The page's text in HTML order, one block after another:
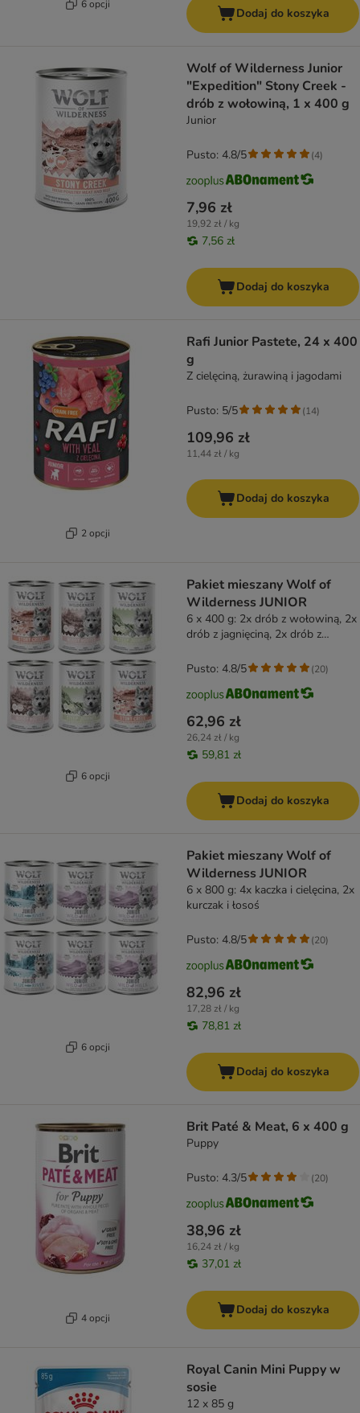
6 opcji
Dodaj do koszyka
Wolf of Wilderness Junior
"Expedition" Stony Creek -
drób z wołowiną, 1 x 400 g
Junior
7,96 zł
19,92 zł / kg
7,56 zł
Pusto: 4.8/5 (4)
Dodaj do koszyka
2 opcji
Rafi Junior Pastete, 24 x 400
g
Z cielęciną, żurawiną i jagodami
109,96 zł
11,44 zł / kg
Pusto: 5/5 (14)
Dodaj do koszyka
6 opcji
Pakiet mieszany Wolf of
Wilderness JUNIOR
6 x 400 g: 2x drób z wołowiną, 2x
drób z jagnięciną, 2x drób z
62,96 zł
26,24 zł / kg
59,81 zł
Pusto: 4.8/5 (20)
Dodaj do koszyka
6 opcji
Pakiet mieszany Wolf of
Wilderness JUNIOR
6 x 800 g: 4x kaczka i cielęcina, 2x
kurczak i łosoś
82,96 zł
17,28 zł / kg
78,81 zł
Pusto: 4.8/5 (20)
Dodaj do koszyka
4 opcji
Brit Paté & Meat, 6 x 400 g
Puppy
38,96 zł
16,24 zł / kg
37,01 zł
Pusto: 4.3/5 (20)
Dodaj do koszyka
Royal Canin Mini Puppy w
sosie
12 x 85 g